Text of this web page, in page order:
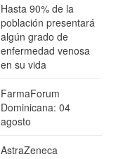
Hasta 90% de la
población presentará
algún grado de
enfermedad venosa
en su vida
FarmaForum
Dominicana: 04
agosto
AstraZeneca